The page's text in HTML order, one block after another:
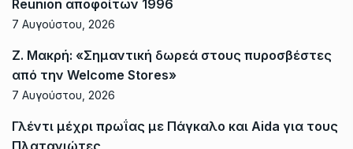
Reunion αποφοίτων 1996
7 Αυγούστου, 2026
Ζ. Μακρή: «Σημαντική δωρεά στους πυροσβέστες
από την Welcome Stores»
7 Αυγούστου, 2026
Γλέντι μέχρι πρωΐας με Πάγκαλο και Aida για τους